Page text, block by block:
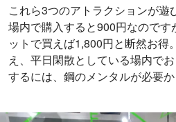
これら3つのアトラクションが遊
場内で購入すると900円なので
ットで買えば1,800円と断然お得
え、平日閑散としている場内で
するには、鋼のメンタルが必要か